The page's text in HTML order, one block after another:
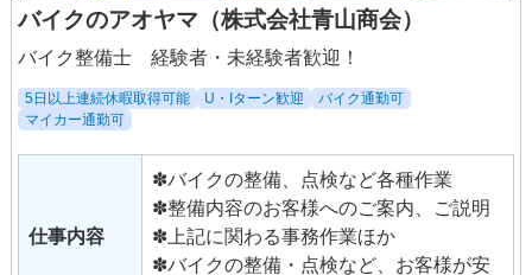
バイクのアオヤマ（株式会社青山商会）
バイク整備士 経験者・未経験者歓迎！
5日以上連続休暇取得可能 U・Iターン歓迎
バイク通勤可
マイカー通勤可
仕事内容
✽バイクの整備、点検など各種作業
✽整備内容のお客様へのご案内、ご説明
✽上記に関わる事務作業ほか
✽バイクの整備・点検など、お客様が安